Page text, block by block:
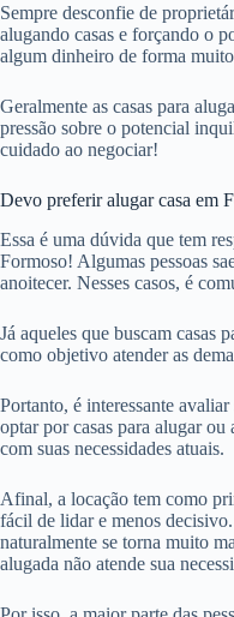
Sempre desconfie de
alugando casas e forçando o
algum dinheiro de forma
Geralmente as casas para
pressão sobre o potencial
cuidado ao negociar!
Devo preferir alugar casa em
Essa é uma dúvida que tem
Formoso! Algumas pessoas
anoitecer. Nesses casos, é
Já aqueles que buscam casas
como objetivo atender as
Portanto, é interessante
optar por casas para alugar
com suas necessidades atuais.
Afinal, a locação tem como
fácil de lidar e menos
naturalmente se torna muito
alugada não atende sua